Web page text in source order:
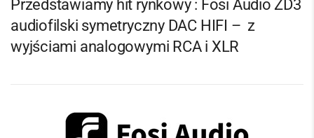
Przedstawiamy hit rynkowy : Fosi Audio ZD3
audiofilski symetryczny DAC HIFI – z
wyjściami analogowymi RCA i XLR